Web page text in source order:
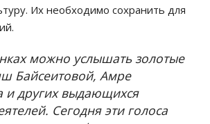
Их необходимо сохранить для
можно услышать золотые
Байсеитовой, Амре
и других выдающихся
Сегодня эти голоса